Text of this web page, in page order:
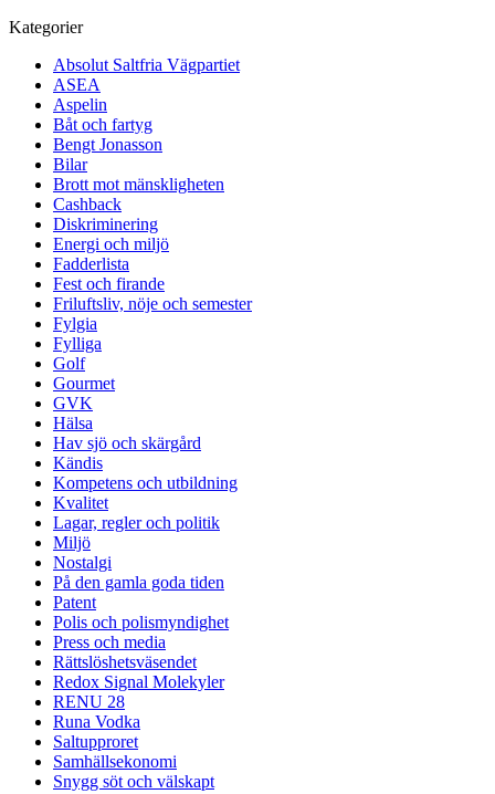
Kategorier
Absolut Saltfria Vägpartiet
ASEA
Aspelin
Båt och fartyg
Bengt Jonasson
Bilar
Brott mot mänskligheten
Cashback
Diskriminering
Energi och miljö
Fadderlista
Fest och firande
Friluftsliv, nöje och semester
Fylgia
Fylliga
Golf
Gourmet
GVK
Hälsa
Hav sjö och skärgård
Kändis
Kompetens och utbildning
Kvalitet
Lagar, regler och politik
Miljö
Nostalgi
På den gamla goda tiden
Patent
Polis och polismyndighet
Press och media
Rättslöshetsväsendet
Redox Signal Molekyler
RENU 28
Runa Vodka
Saltupproret
Samhällsekonomi
Snygg söt och välskapt